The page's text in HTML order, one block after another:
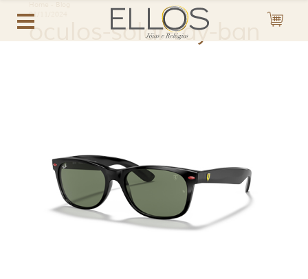
01/11/2024
oculos-solar-ray-ban